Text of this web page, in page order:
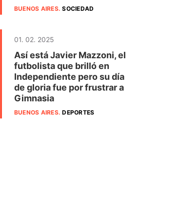
BUENOS AIRES.SOCIEDAD
01. 02. 2025
Así está Javier Mazzoni, el
futbolista que brilló en
Independiente pero su día
de gloria fue por frustrar a
Gimnasia
BUENOS AIRES.DEPORTES